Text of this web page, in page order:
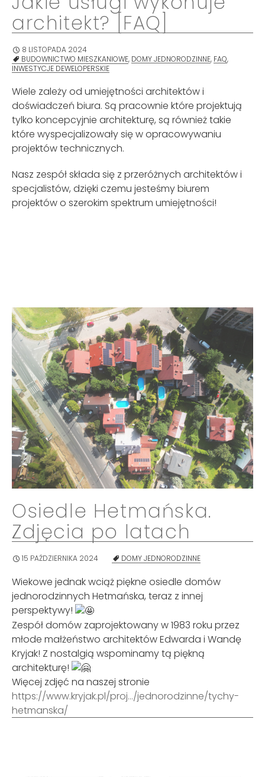
architekt? [FAQ]
8 LISTOPADA 2024
BUDOWNICTWO MIESZKANIOWE, DOMY JEDNORODZINNE, FAQ,
INWESTYCJE DEWELOPERSKIE
Wiele zależy od umiejętności architektów i
doświadczeń biura. Są pracownie które projektują
tylko koncepcyjnie architekturę, są również takie
które wyspecjalizowały się w opracowywaniu
projektów technicznych.
Nasz zespół składa się z przeróżnych architektów i
specjalistów, dzięki czemu jesteśmy biurem
projektów o szerokim spektrum umiejętności!
Osiedle Hetmańska.
Zdjęcia po latach
15 PAŹDZIERNIKA 2024 DOMY JEDNORODZINNE
Wiekowe jednak wciąż piękne osiedle domów
jednorodzinnych Hetmańska, teraz z innej
perspektywy!
Zespół domów zaprojektowany w 1983 roku przez
młode małżeństwo architektów Edwarda i Wandę
Kryjak! Z nostalgią wspominamy tą piękną
architekturę!
Więcej zdjęć na naszej stronie
https://www.kryjak.pl/proj…/jednorodzinne/tychy-
hetmanska/